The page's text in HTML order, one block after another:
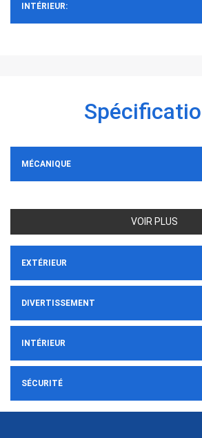
INTÉRIEUR:
MÉCANIQUE
VOIR PLUS
EXTÉRIEUR
DIVERTISSEMENT
INTÉRIEUR
SÉCURITÉ